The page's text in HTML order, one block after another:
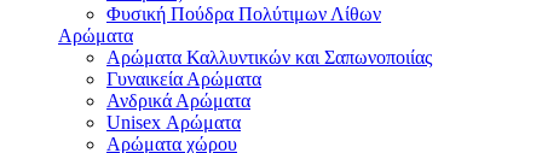
Φυσική Πούδρα Πολύτιμων Λίθων
Αρώματα
Αρώματα Καλλυντικών και Σαπωνοποιίας
Γυναικεία Αρώματα
Ανδρικά Αρώματα
Unisex Αρώματα
Αρώματα χώρου